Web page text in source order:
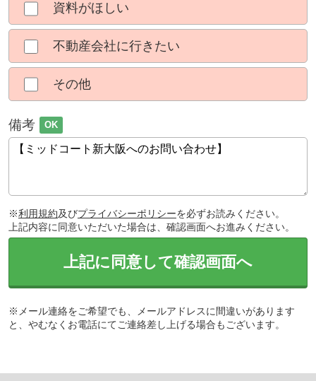
資料がほしい
不動産会社に行きたい
その他
備考 OK
※利用規約及びプライバシーポリシーを必ずお読みください。
上記内容に同意いただいた場合は、確認画面へお進みください。
上記に同意して確認画面へ
※メール連絡をご希望でも、メールアドレスに間違いがあります
と、やむなくお電話にてご連絡差し上げる場合もございます。